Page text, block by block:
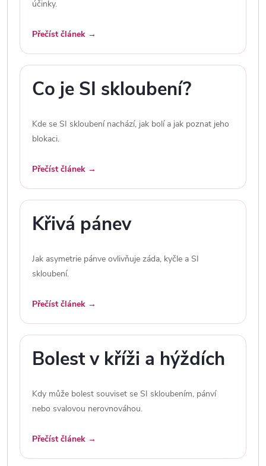
účinky.
Přečíst článek →
Co je SI skloubení?
Kde se SI skloubení nachází, jak bolí a jak poznat jeho
blokaci.
Přečíst článek →
Křivá pánev
Jak asymetrie pánve ovlivňuje záda, kyčle a SI
skloubení.
Přečíst článek →
Bolest v kříži a hýždích
Kdy může bolest souviset se SI skloubením, pánví
nebo svalovou nerovnováhou.
Přečíst článek →